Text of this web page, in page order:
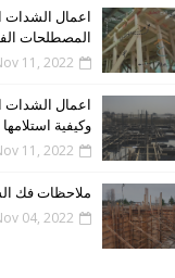
اعمال الشدات
المصطلحات
11, 2022
اعمال الشدات
وكيفية استلامها
11, 2022
ملاحظات فك
04, 2022